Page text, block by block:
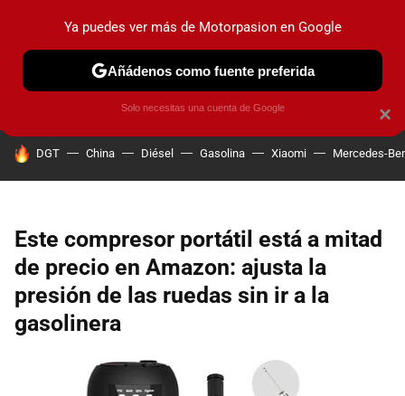
PRUEBAS COCHES ELÉCTRICOS OBSERVATORIO
HOY SE HABLA DE
DGT China Diésel Gasolina Xiaomi Mercedes-
Este compresor portátil está a mitad
de precio en Amazon: ajusta la
presión de las ruedas sin ir a la
gasolinera
×
Ya puedes ver más de Motorpasion en Google
Añádenos como fuente preferida
Solo necesitas una cuenta de Google